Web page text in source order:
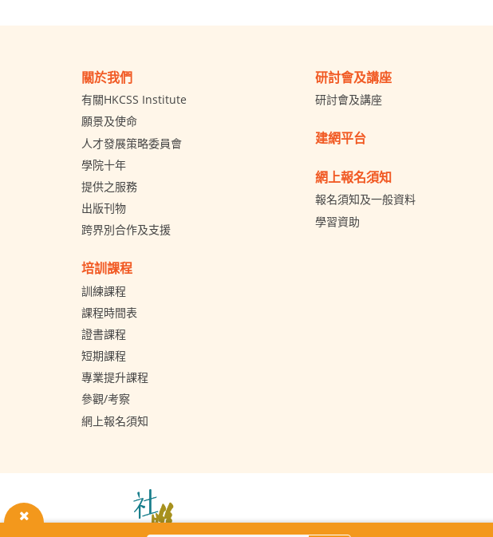
關於我們
有關HKCSS Institute
願景及使命
人才發展策略委員會
學院十年
提供之服務
出版刊物
跨界別合作及支援
培訓課程
訓練課程
課程時間表
證書課程
短期課程
專業提升課程
參觀/考察
網上報名須知
研討會及講座
研討會及講座
建網平台
網上報名須知
報名須知及一般資料
學習資助
Kong